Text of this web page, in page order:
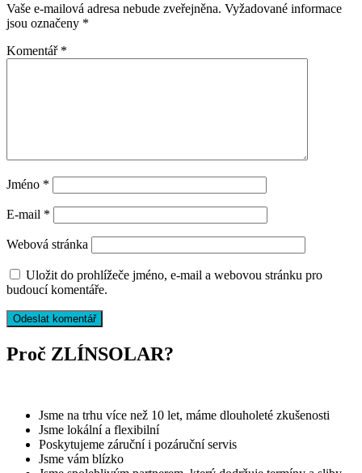
Vaše e-mailová adresa nebude zveřejněna. Vyžadované informace
jsou označeny *
Komentář *
Jméno *
E-mail *
Webová stránka
Uložit do prohlížeče jméno, e-mail a webovou stránku pro
budoucí komentáře.
Proč ZLÍNSOLAR?
Jsme na trhu více než 10 let, máme dlouholeté zkušenosti
Jsme lokální a flexibilní
Poskytujeme záruční i pozáruční servis
Jsme vám blízko